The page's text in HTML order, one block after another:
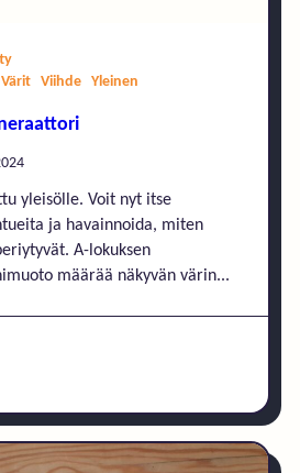
Värit Viihde Yleinen
yleisölle. Voit nyt itse
ja havainnoida, miten
A-lokuksen
määrää näkyvän värin...